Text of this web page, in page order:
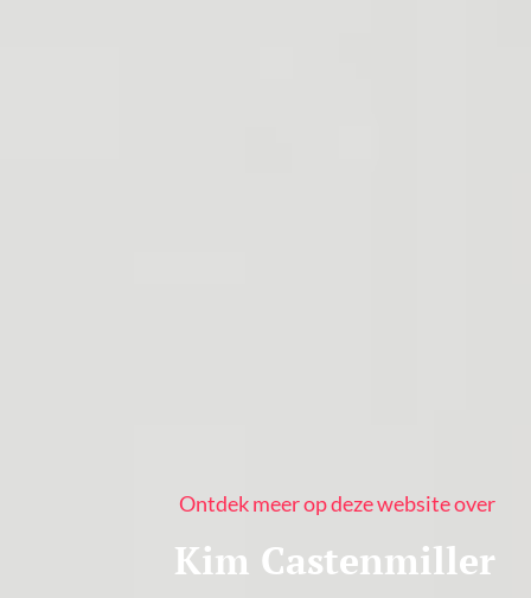
Ontdek meer op deze website over
Kim Castenmiller